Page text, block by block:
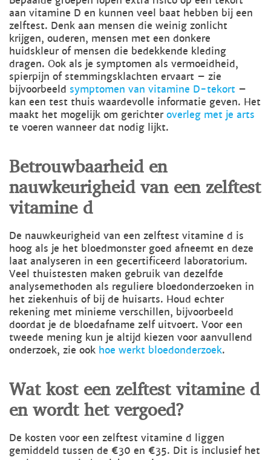
aan vitamine D en kunnen veel baat hebben bij een
zelftest. Denk aan mensen die weinig zonlicht
krijgen, ouderen, mensen met een donkere
huidskleur of mensen die bedekkende kleding
dragen. Ook als je symptomen als vermoeidheid,
spierpijn of stemmingsklachten ervaart – zie
bijvoorbeeld symptomen van vitamine D-tekort –
kan een test thuis waardevolle informatie geven. Het
maakt het mogelijk om gerichteroverleg met je arts
te voeren wanneer dat nodig lijkt.
Betrouwbaarheid en
nauwkeurigheid van een zelftest
vitamine d
De nauwkeurigheid van een zelftest vitamine d is
hoog als je het bloedmonster goed afneemt en deze
laat analyseren in een gecertificeerd laboratorium.
Veel thuistesten maken gebruik van dezelfde
analysemethoden als reguliere bloedonderzoeken in
het ziekenhuis of bij de huisarts. Houd echter
rekening met minieme verschillen, bijvoorbeeld
doordat je de bloedafname zelf uitvoert. Voor een
tweede mening kun je altijd kiezen voor aanvullend
onderzoek, zie ook hoe werkt bloedonderzoek.
Wat kost een zelftest vitamine d
en wordt het vergoed?
De kosten voor een zelftest vitamine d liggen
gemiddeld tussen de €30 en €35. Dit is inclusief het